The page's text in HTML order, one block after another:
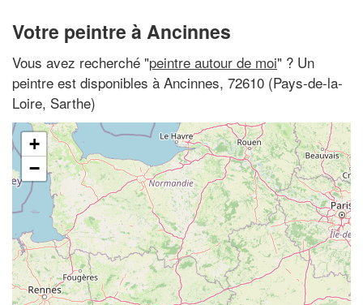
Votre peintre à Ancinnes
Vous avez recherché "peintre autour de moi" ? Un
peintre est disponibles à Ancinnes, 72610 (Pays-de-la-
Loire, Sarthe)
+
−